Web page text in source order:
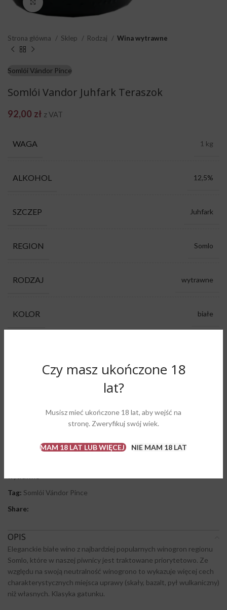
Czy masz ukończone 18
lat?
Musisz mieć ukończone 18 lat, aby wejść na
stronę. Zweryfikuj swój wiek.
MAM 18 LAT LUB WIĘCEJ NIE MAM 18 LAT
Strona główna Sklep Rodzaj Wina wytrawne
Somlói Vándor Pince
Somlói Vandor Juhfark Teraszok
92,00 zł z VAT
WAGA 1 kg
ALKOHOL 12,5%
SZCZEP Juhfark
REGION Somlo
RODZAJ wytrawne
KOLOR białe
cytrusowe, wanilia, zioła polne
Brak w magazynie
Tag: Somlói Vándor Pince
Share:
OPIS
Eleganckie białe wino z najbardziej popularnych winogron regionu
Somlo, które w naszej piwnicy jest traktowane priorytetowo. Ze
względu na swoją neutralność winogrono to wykazuje więcej cech
charakterystycznych miejsca uprawy (skały, bazalt, pył wulkaniczny)
niż własnych. Klasyka gatunku.